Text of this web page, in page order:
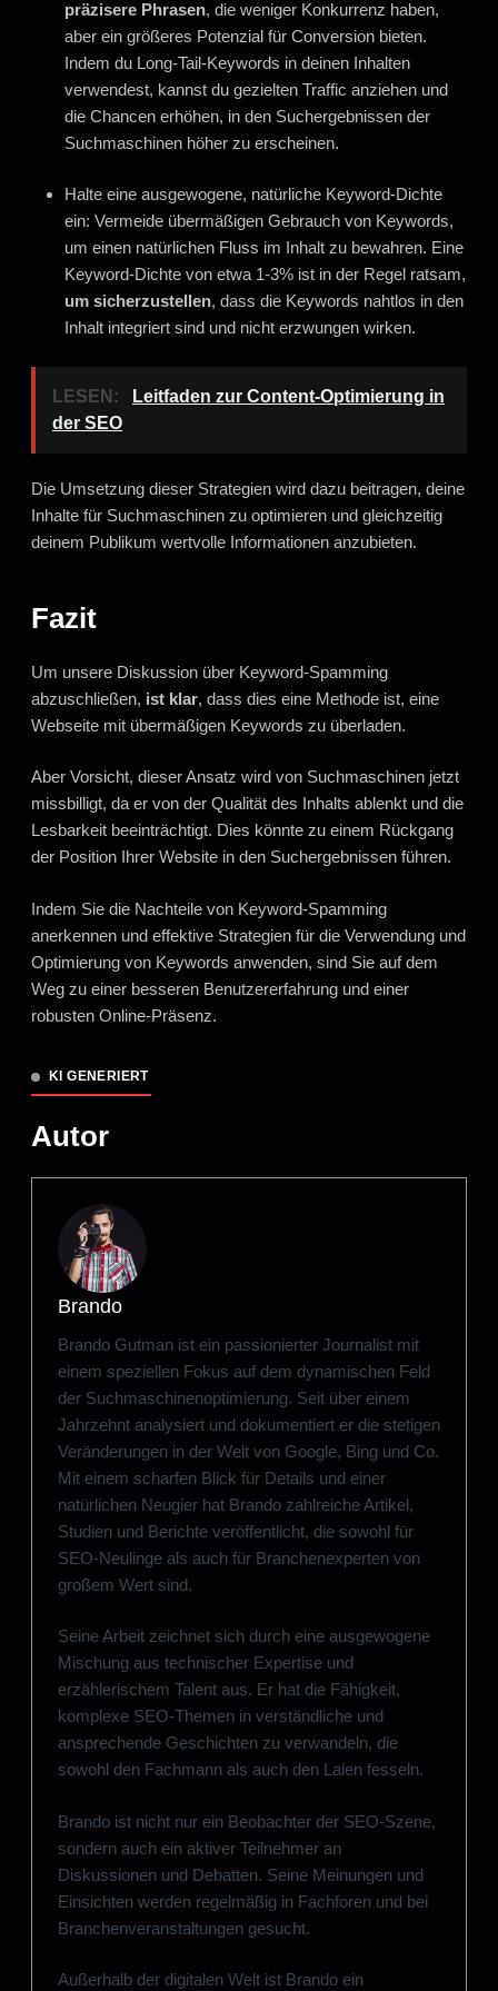
präzisere Phrasen, die weniger Konkurrenz haben,
aber ein größeres Potenzial für Conversion bieten.
Indem du Long-Tail-Keywords in deinen Inhalten
verwendest, kannst du gezielten Traffic anziehen und
die Chancen erhöhen, in den Suchergebnissen der
Suchmaschinen höher zu erscheinen.
Halte eine ausgewogene, natürliche Keyword-Dichte
ein: Vermeide übermäßigen Gebrauch von Keywords,
um einen natürlichen Fluss im Inhalt zu bewahren. Eine
Keyword-Dichte von etwa 1-3% ist in der Regel ratsam,
um sicherzustellen, dass die Keywords nahtlos in den
Inhalt integriert sind und nicht erzwungen wirken.
LESEN:
Leitfaden zur Content-Optimierung in
der SEO
Die Umsetzung dieser Strategien wird dazu beitragen, deine
Inhalte für Suchmaschinen zu optimieren und gleichzeitig
deinem Publikum wertvolle Informationen anzubieten.
Fazit
Um unsere Diskussion über Keyword-Spamming
abzuschließen, ist klar, dass dies eine Methode ist, eine
Webseite mit übermäßigen Keywords zu überladen.
Aber Vorsicht, dieser Ansatz wird von Suchmaschinen jetzt
missbilligt, da er von der Qualität des Inhalts ablenkt und die
Lesbarkeit beeinträchtigt. Dies könnte zu einem Rückgang
der Position Ihrer Website in den Suchergebnissen führen.
Indem Sie die Nachteile von Keyword-Spamming
anerkennen und effektive Strategien für die Verwendung und
Optimierung von Keywords anwenden, sind Sie auf dem
Weg zu einer besseren Benutzererfahrung und einer
robusten Online-Präsenz.
KI GENERIERT
Autor
Brando
Brando Gutman ist ein passionierter Journalist mit
einem speziellen Fokus auf dem dynamischen Feld
der Suchmaschinenoptimierung. Seit über einem
Jahrzehnt analysiert und dokumentiert er die stetigen
Veränderungen in der Welt von Google, Bing und Co.
Mit einem scharfen Blick für Details und einer
natürlichen Neugier hat Brando zahlreiche Artikel,
Studien und Berichte veröffentlicht, die sowohl für
SEO-Neulinge als auch für Branchenexperten von
großem Wert sind.
Seine Arbeit zeichnet sich durch eine ausgewogene
Mischung aus technischer Expertise und
erzählerischem Talent aus. Er hat die Fähigkeit,
komplexe SEO-Themen in verständliche und
ansprechende Geschichten zu verwandeln, die
sowohl den Fachmann als auch den Laien fesseln.
Brando ist nicht nur ein Beobachter der SEO-Szene,
sondern auch ein aktiver Teilnehmer an
Diskussionen und Debatten. Seine Meinungen und
Einsichten werden regelmäßig in Fachforen und bei
Branchenveranstaltungen gesucht.
Außerhalb der digitalen Welt ist Brando ein